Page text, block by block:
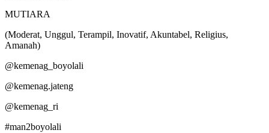
MUTIARA
(Moderat, Unggul, Terampil, Inovatif, Akuntabel, Religius,
Amanah)
@kemenag_boyolali
@kemenag.jateng
@kemenag_ri
#man2boyolali